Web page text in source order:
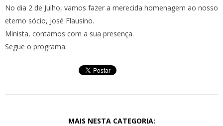
No dia 2 de Julho, vamos fazer a merecida homenagem ao nosso
eterno sócio, José Flausino.
Minista, contamos com a sua presença.
Segue o programa:
MAIS NESTA CATEGORIA: